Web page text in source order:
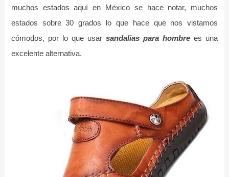
muchos estados aquí en México se hace notar, muchos
estados sobre 30 grados lo que hace que nos vistamos
cómodos, por lo que usarsandalias para hombre es una
excelente alternativa.